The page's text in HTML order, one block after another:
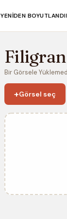
YENIDEN
Filigran
Bir Görsele
+Görsel seç